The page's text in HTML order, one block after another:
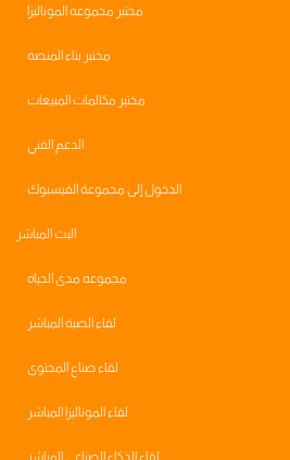
مختبر مجموعه الموناليزا
مختبر بناء المنصه
مختبر مكالمات المبيعات
الدعم الفني
الدخول إلى مجموعة الفيسبوك
البث المباشر
مجموعه مدى الحياه
لقاء الصبة المباشر
لقاء صناع المحتوى
لقاء الموناليزا المباشر
لقاء الذكاء الصناعي المباشر